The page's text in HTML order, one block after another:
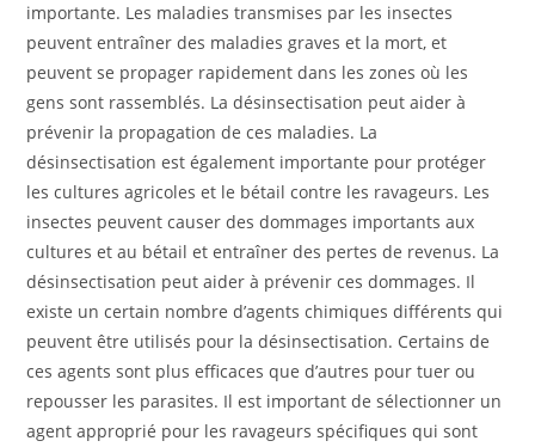
importante. Les maladies transmises par les insectes
peuvent entraîner des maladies graves et la mort, et
peuvent se propager rapidement dans les zones où les
gens sont rassemblés. La désinsectisation peut aider à
prévenir la propagation de ces maladies. La
désinsectisation est également importante pour protéger
les cultures agricoles et le bétail contre les ravageurs. Les
insectes peuvent causer des dommages importants aux
cultures et au bétail et entraîner des pertes de revenus. La
désinsectisation peut aider à prévenir ces dommages. Il
existe un certain nombre d’agents chimiques différents qui
peuvent être utilisés pour la désinsectisation. Certains de
ces agents sont plus efficaces que d’autres pour tuer ou
repousser les parasites. Il est important de sélectionner un
agent approprié pour les ravageurs spécifiques qui sont